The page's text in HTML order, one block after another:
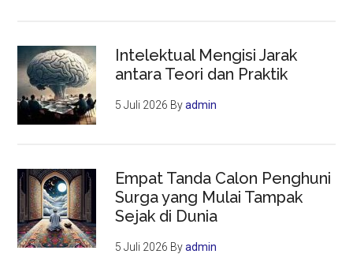
Intelektual Mengisi Jarak
antara Teori dan Praktik
5 Juli 2026 Byadmin
Empat Tanda Calon Penghuni
Surga yang Mulai Tampak
Sejak di Dunia
5 Juli 2026 Byadmin